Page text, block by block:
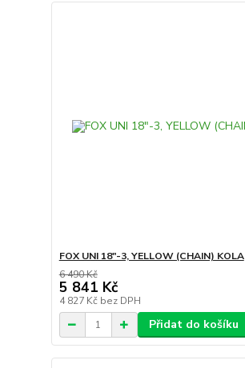
FOX UNI 18"-3, YELLOW (CHAIN) KOLA
6 490 Kč
5 841 Kč
4 827 Kč bez DPH
Přidat do košíku